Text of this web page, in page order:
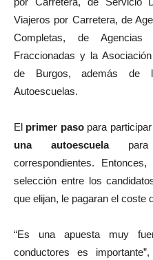
Viajeros por Carretera, de
Completas, de
Fraccionadas y la
de Burgos, además de
Autoescuelas.
El primer pasopara
una autoescuelapara
correspondientes.
selección entre los
que elijan, le pagaran el coste
“Es una apuesta muy
conductores es